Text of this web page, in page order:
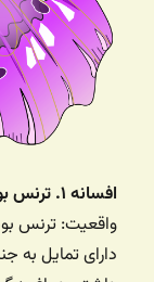
افسانه ۱. ترنس بودن یک انتخاب است
واقعیت: ترنس
دارای تمایل